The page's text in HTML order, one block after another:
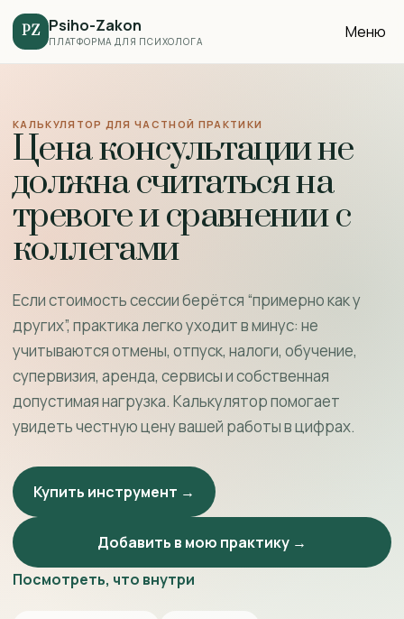
PZ Psiho-Zakon
ПЛАТФОРМА ДЛЯ ПСИХОЛОГА Меню
КАЛЬКУЛЯТОР ДЛЯ ЧАСТНОЙ ПРАКТИКИ
Цена консультации не
должна считаться на
тревоге и сравнении с
коллегами
Если стоимость сессии берётся “примерно как у
других”, практика легко уходит в минус: не
учитываются отмены, отпуск, налоги, обучение,
супервизия, аренда, сервисы и собственная
допустимая нагрузка. Калькулятор помогает
увидеть честную цену вашей работы в цифрах.
Купить инструмент →
Добавить в мою практику →
Посмотреть, что внутри